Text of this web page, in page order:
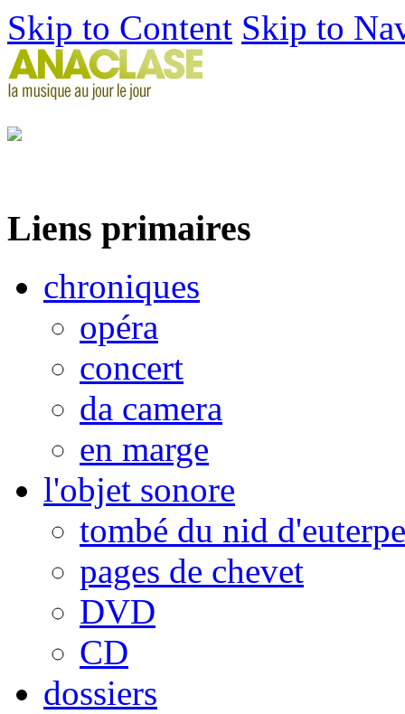
Skip to Content Skip to
Liens primaires
chroniques
opéra
concert
da camera
en marge
l'objet sonore
tombé du nid d'euterpe
pages de chevet
DVD
CD
dossiers